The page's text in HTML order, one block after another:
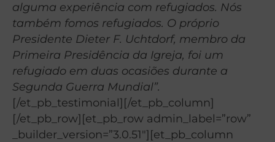
alguma experiência com refugiados. Nós
também fomos refugiados. O próprio
Presidente Dieter F. Uchtdorf, membro da
Primeira Presidência da Igreja, foi um
refugiado em duas ocasiões durante a
Segunda Guerra Mundial”.
[/et_pb_testimonial][/et_pb_column]
[/et_pb_row][et_pb_row admin_label=”row”
_builder_version=”3.0.51″][et_pb_column